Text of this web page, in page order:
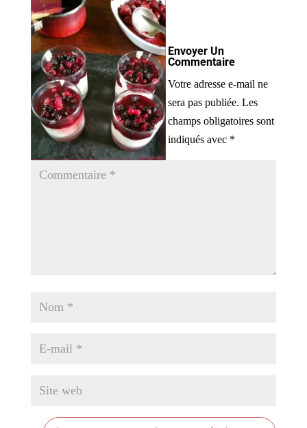
Envoyer Un
Commentaire
Votre adresse e-mail ne
sera pas publiée. Les
champs obligatoires sont
indiqués avec *